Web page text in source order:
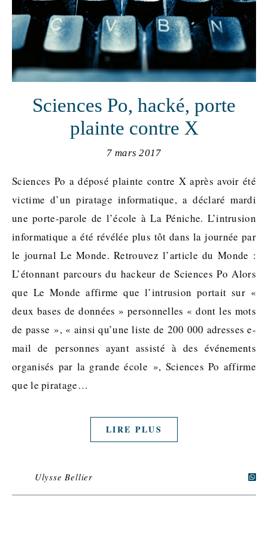
Sciences Po, hacké, porte
plainte contre X
7 mars 2017
Sciences Po a déposé plainte contre X après avoir été
victime d’un piratage informatique, a déclaré mardi
une porte-parole de l’école à La Péniche. L’intrusion
informatique a été révélée plus tôt dans la journée par
le journal Le Monde. Retrouvez l’article du Monde :
L’étonnant parcours du hackeur de Sciences Po Alors
que Le Monde affirme que l’intrusion portait sur «
deux bases de données » personnelles « dont les mots
de passe », « ainsi qu’une liste de 200 000 adresses e-
mail de personnes ayant assisté à des événements
organisés par la grande école », Sciences Po affirme
que le piratage…
LIRE PLUS
Ulysse Bellier